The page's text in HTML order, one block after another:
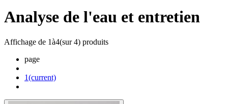
Analyse de l'eau et entretien
Affichage de 1à4(sur4) produits
page
1(current)